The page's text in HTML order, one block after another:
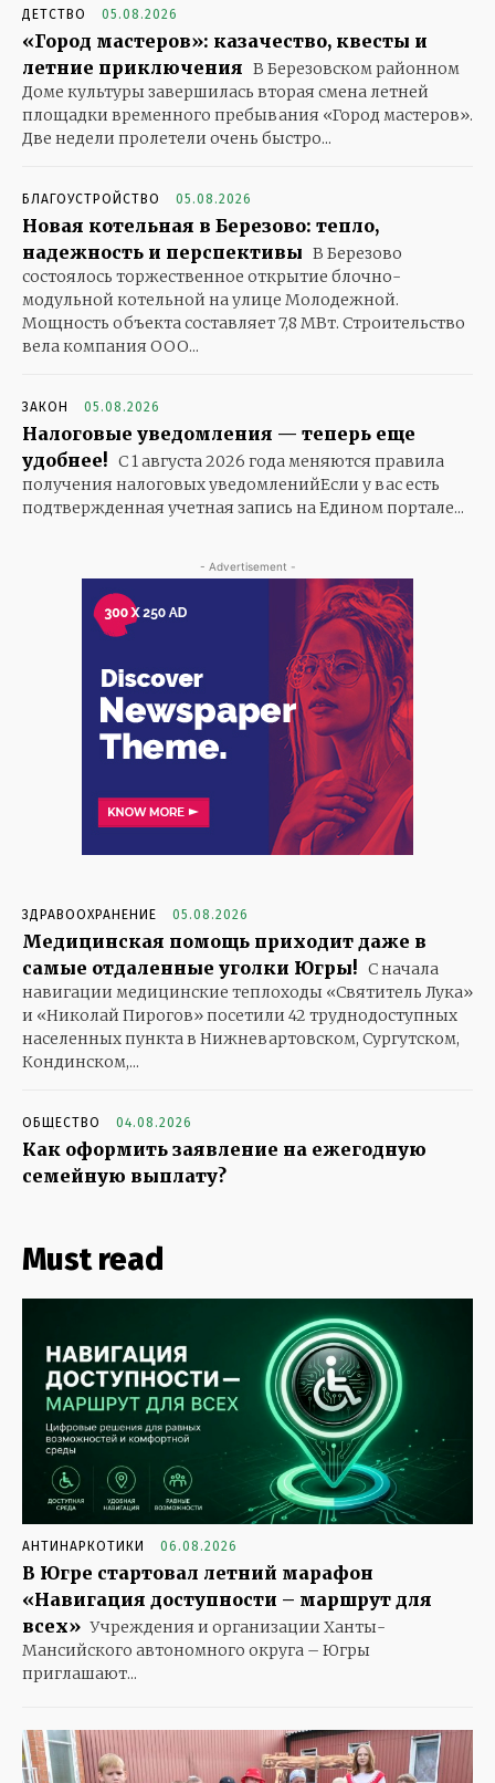
ДЕТСТВО 05.08.2026
«Город мастеров»: казачество, квесты и
летние приключения В Березовском районном
Доме культуры завершилась вторая смена летней
площадки временного пребывания «Город мастеров».
Две недели пролетели очень быстро...
БЛАГОУСТРОЙСТВО 05.08.2026
Новая котельная в Березово: тепло,
надежность и перспективы В Березово
состоялось торжественное открытие блочно-
модульной котельной на улице Молодежной.
Мощность объекта составляет 7,8 МВт. Строительство
вела компания ООО...
ЗАКОН 05.08.2026
Налоговые уведомления — теперь еще
удобнее! С 1 августа 2026 года меняются правила
получения налоговых уведомленийЕсли у вас есть
подтвержденная учетная запись на Едином портале...
- Advertisement -
ЗДРАВООХРАНЕНИЕ 05.08.2026
Медицинская помощь приходит даже в
самые отдаленные уголки Югры! С начала
навигации медицинские теплоходы «Святитель Лука»
и «Николай Пирогов» посетили 42 труднодоступных
населенных пункта в Нижневартовском, Сургутском,
Кондинском,...
ОБЩЕСТВО 04.08.2026
Как оформить заявление на ежегодную
семейную выплату?
Must read
АНТИНАРКОТИКИ 06.08.2026
В Югре стартовал летний марафон
«Навигация доступности – маршрут для
всех» Учреждения и организации Ханты-
Мансийского автономного округа – Югры
приглашают...